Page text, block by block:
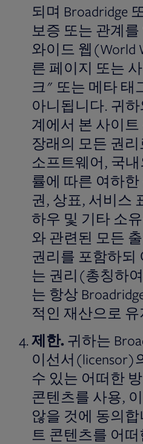
되며 Broadridge
보증 또는 관계
와이드 웹(World
른 페이지 또는
크" 또는 메타 태
아니됩니다. 귀하
계에서 본 사이
장래의 모든 권
소프트웨어, 국
률에 따른 여하
권, 상표, 서비스
하우 및 기타 소
와 관련된 모든
권리를 포함하되
는 권리(총칭하
는 항상
적인 재산으로
제한. 귀하는
이선서(licensor)
수 있는 어떠한
콘텐츠를 사용,
않을 것에 동의
트 콘텐츠를 어